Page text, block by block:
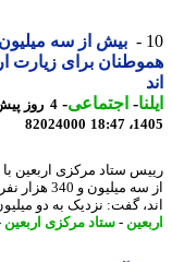
برای زیارت
-اجتماعی-
82024000
ستاد مرکزی اربعین با
از سه میلیون و
نزدیک به دو میلیون و 500 هزار نفر از زائران پس از زیارت، ...
-ستاد مرکزی اربعین -